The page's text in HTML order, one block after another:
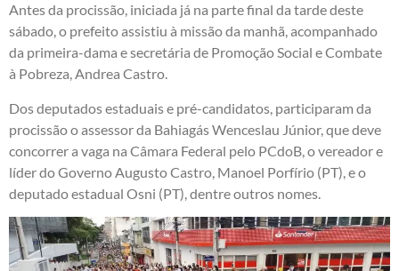
Antes da procissão, iniciada já na parte final da tarde deste
sábado, o prefeito assistiu à missão da manhã, acompanhado
da primeira-dama e secretária de Promoção Social e Combate
à Pobreza, Andrea Castro.
Dos deputados estaduais e pré-candidatos, participaram da
procissão o assessor da Bahiagás Wenceslau Júnior, que deve
concorrer a vaga na Câmara Federal pelo PCdoB, o vereador e
líder do Governo Augusto Castro, Manoel Porfírio (PT), e o
deputado estadual Osni (PT), dentre outros nomes.